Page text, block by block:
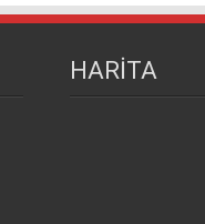
HARİTA